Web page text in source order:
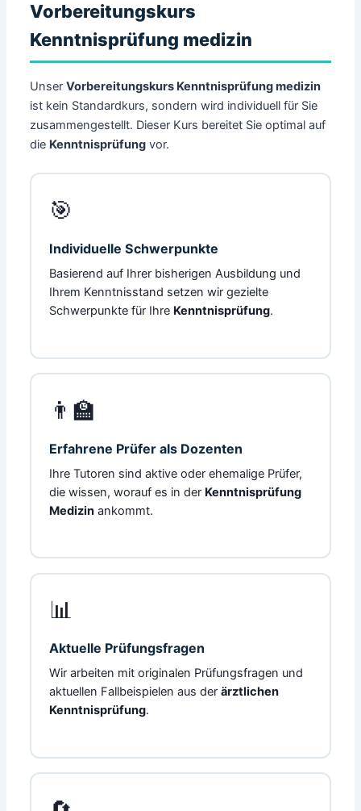
Vorbereitungskurs
Kenntnisprüfung medizin
UnserVorbereitungskurs Kenntnisprüfung medizin
ist kein Standardkurs, sondern wird individuell für Sie
zusammengestellt. Dieser Kurs bereitet Sie optimal auf
die Kenntnisprüfung vor.
🎯
Individuelle Schwerpunkte
Basierend auf Ihrer bisherigen Ausbildung und
Ihrem Kenntnisstand setzen wir gezielte
Schwerpunkte für Ihre Kenntnisprüfung.
👨‍🏫
Erfahrene Prüfer als Dozenten
Ihre Tutoren sind aktive oder ehemalige Prüfer,
die wissen, worauf es in der Kenntnisprüfung
Medizin ankommt.
📊
Aktuelle Prüfungsfragen
Wir arbeiten mit originalen Prüfungsfragen und
aktuellen Fallbeispielen aus derärztlichen
Kenntnisprüfung.